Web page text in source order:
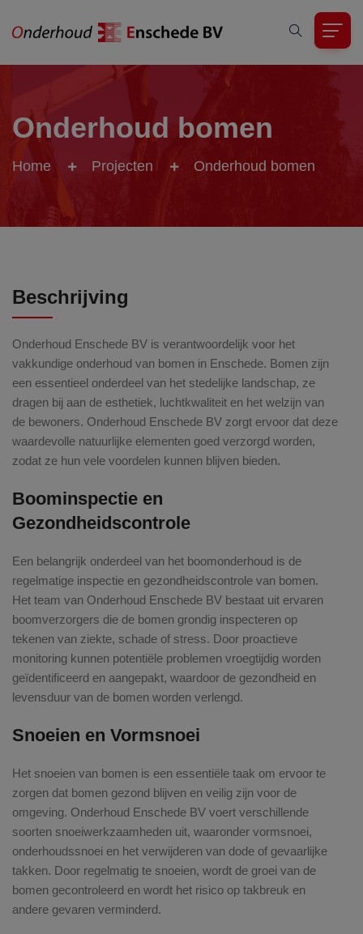
Onderhoud bomen
Home Projecten Onderhoud bomen
Beschrijving
Onderhoud Enschede BV is verantwoordelijk voor het
vakkundige onderhoud van bomen in Enschede. Bomen zijn
een essentieel onderdeel van het stedelijke landschap, ze
dragen bij aan de esthetiek, luchtkwaliteit en het welzijn van
de bewoners. Onderhoud Enschede BV zorgt ervoor dat deze
waardevolle natuurlijke elementen goed verzorgd worden,
zodat ze hun vele voordelen kunnen blijven bieden.
Boominspectie en
Gezondheidscontrole
Een belangrijk onderdeel van het boomonderhoud is de
regelmatige inspectie en gezondheidscontrole van bomen.
Het team van Onderhoud Enschede BV bestaat uit ervaren
boomverzorgers die de bomen grondig inspecteren op
tekenen van ziekte, schade of stress. Door proactieve
monitoring kunnen potentiële problemen vroegtijdig worden
geïdentificeerd en aangepakt, waardoor de gezondheid en
levensduur van de bomen worden verlengd.
Snoeien en Vormsnoei
Het snoeien van bomen is een essentiële taak om ervoor te
zorgen dat bomen gezond blijven en veilig zijn voor de
omgeving. Onderhoud Enschede BV voert verschillende
soorten snoeiwerkzaamheden uit, waaronder vormsnoei,
onderhoudssnoei en het verwijderen van dode of gevaarlijke
takken. Door regelmatig te snoeien, wordt de groei van de
bomen gecontroleerd en wordt het risico op takbreuk en
andere gevaren verminderd.